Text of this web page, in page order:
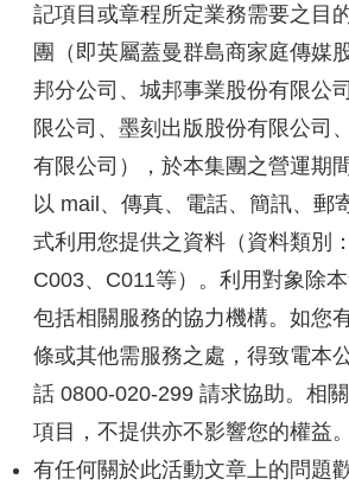
記項目或章程所定業務需要之目
團（即英屬蓋曼群島商家庭傳媒
邦分公司、城邦事業股份有限公
限公司、墨刻出版股份有限公司
有限公司），於本集團之營運期
以 mail、傳真、電話、簡訊、郵
式利用您提供之資料（資料類別
C003、C011等）。利用對象除
包括相關服務的協力機構。如您
條或其他需服務之處，得致電本
話 0800-020-299 請求協助。相
項目，不提供亦不影響您的權益。
有任何關於此活動文章上的問題